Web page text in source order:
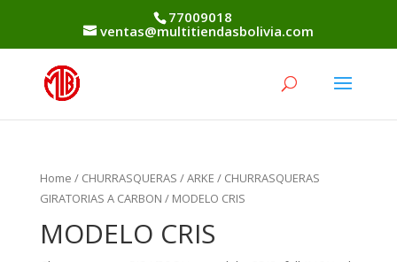
77009018
ventas@multitiendasbolivia.com
Home / CHURRASQUERAS /ARKE / CHURRASQUERAS
GIRATORIAS A CARBON / MODELO CRIS
MODELO CRIS